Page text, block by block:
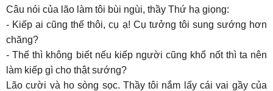
Câu nói của lão làm tôi bùi ngùi, thầy Thứ hạ giọng:
- Kiếp ai cũng thế thôi, cụ ạ! Cụ tưởng tôi sung sướng hơn
chăng?
- Thế thì không biết nếu kiếp người cũng khổ nốt thì ta nên
làm kiếp gì cho thật sướng?
Lão cười và ho sòng sọc. Thầy tôi nắm lấy cái vai gầy của